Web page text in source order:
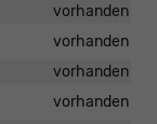
vorhanden
vorhanden
vorhanden
vorhanden